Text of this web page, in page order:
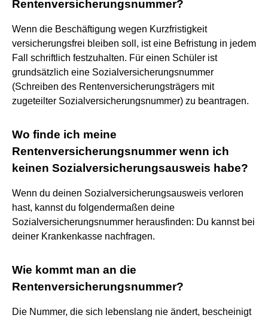
Rentenversicherungsnummer?
Wenn die Beschäftigung wegen Kurzfristigkeit
versicherungsfrei bleiben soll, ist eine Befristung in jedem
Fall schriftlich festzuhalten. Für einen Schüler ist
grundsätzlich eine Sozialversicherungsnummer
(Schreiben des Rentenversicherungsträgers mit
zugeteilter Sozialversicherungsnummer) zu beantragen.
Wo finde ich meine
Rentenversicherungsnummer wenn ich
keinen Sozialversicherungsausweis habe?
Wenn du deinen Sozialversicherungsausweis verloren
hast, kannst du folgendermaßen deine
Sozialversicherungsnummer herausfinden: Du kannst bei
deiner Krankenkasse nachfragen.
Wie kommt man an die
Rentenversicherungsnummer?
Die Nummer, die sich lebenslang nie ändert, bescheinigt